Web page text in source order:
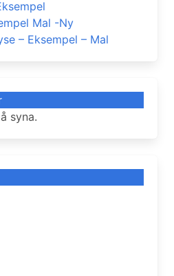
Mal -Ny
– Eksempel – Mal
syna.